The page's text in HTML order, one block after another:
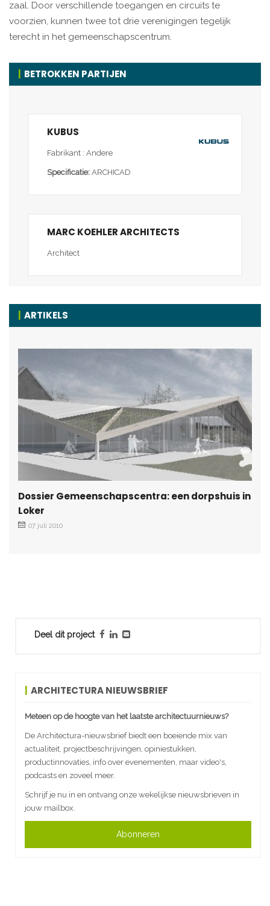
Deel dit project
ARCHITECTURA NIEUWSBRIEF
Meteen op de hoogte van het laatste architectuurnieuws?
De Architectura-nieuwsbrief biedt een boeiende mix van
actualiteit, projectbeschrijvingen, opiniestukken,
productinnovaties, info over evenementen, maar video's,
podcasts en zoveel meer.
Schrijf je nu in en ontvang onze wekelijkse nieuwsbrieven in
jouw mailbox.
Abonneren
zaal. Door verschillende toegangen en circuits te
voorzien, kunnen twee tot drie verenigingen tegelijk
terecht in het gemeenschapscentrum.
BETROKKEN PARTIJEN
KUBUS
Fabrikant : Andere
Specificatie: ARCHICAD
MARC KOEHLER ARCHITECTS
Architect
ARTIKELS
Dossier Gemeenschapscentra: een dorpshuis in
Loker
07 juli 2010